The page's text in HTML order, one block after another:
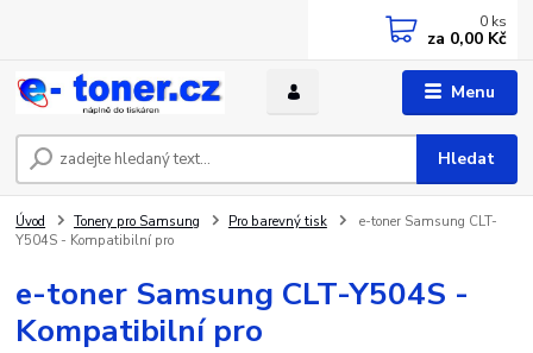
Menu
Hledat
0 ks
za 0,00 Kč
Úvod Tonery pro Samsung Pro barevný tisk
e-toner Samsung CLT-
Y504S - Kompatibilní pro
e-toner Samsung CLT-Y504S -
Kompatibilní pro